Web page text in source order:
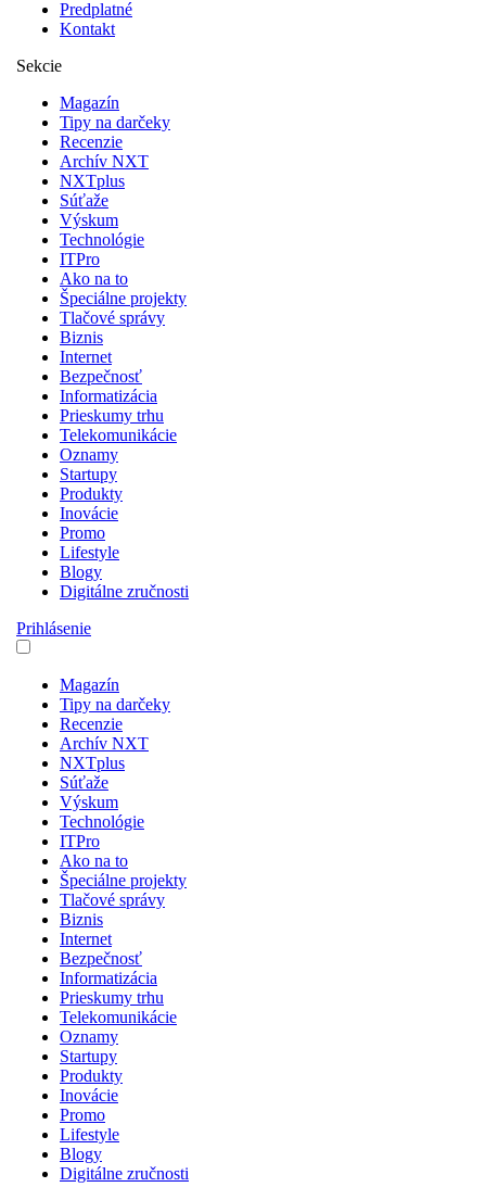
Predplatné
Kontakt
Sekcie
Magazín
Tipy na darčeky
Recenzie
Archív NXT
NXTplus
Súťaže
Výskum
Technológie
ITPro
Ako na to
Špeciálne projekty
Tlačové správy
Biznis
Internet
Bezpečnosť
Informatizácia
Prieskumy trhu
Telekomunikácie
Oznamy
Startupy
Produkty
Inovácie
Promo
Lifestyle
Blogy
Digitálne zručnosti
Prihlásenie
Magazín
Tipy na darčeky
Recenzie
Archív NXT
NXTplus
Súťaže
Výskum
Technológie
ITPro
Ako na to
Špeciálne projekty
Tlačové správy
Biznis
Internet
Bezpečnosť
Informatizácia
Prieskumy trhu
Telekomunikácie
Oznamy
Startupy
Produkty
Inovácie
Promo
Lifestyle
Blogy
Digitálne zručnosti